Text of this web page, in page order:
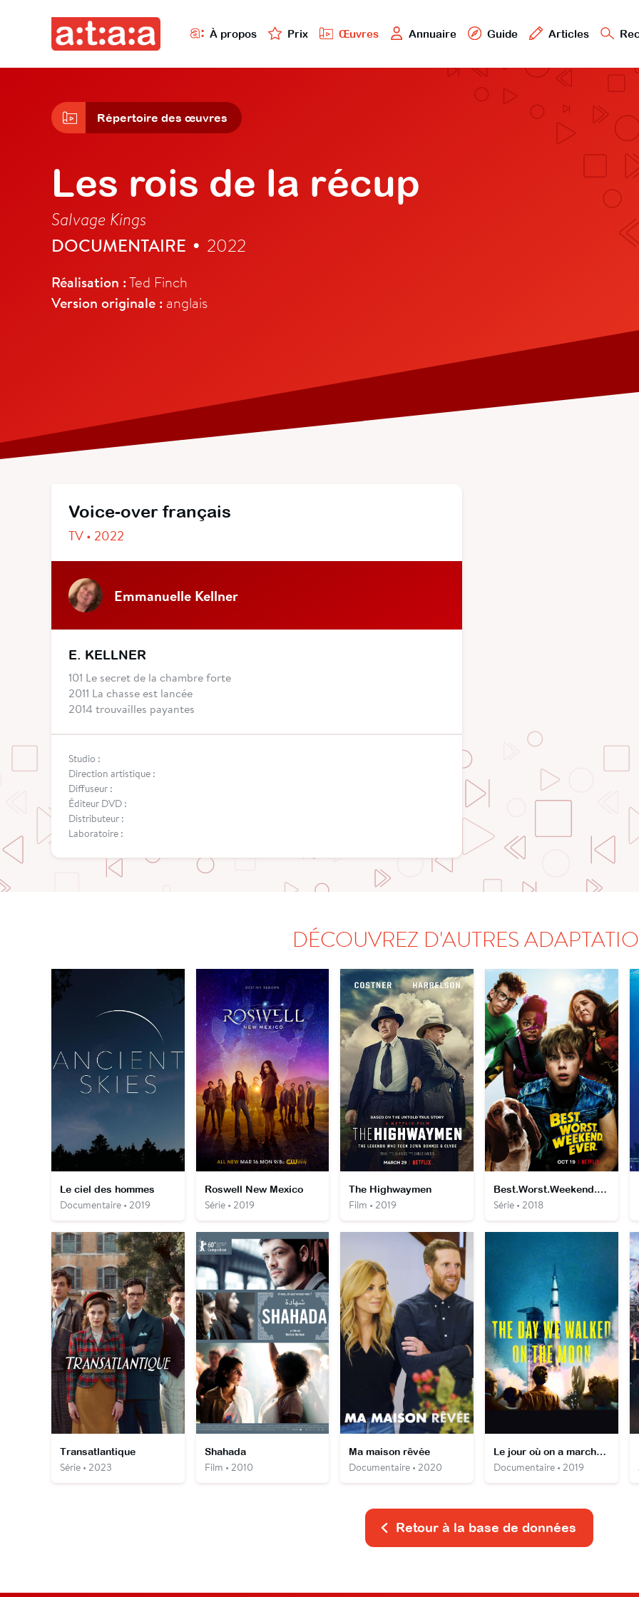
À propos Prix Œuvres Annuaire Guide Articles
Répertoire des œuvres
Les rois de la récup
Salvage Kings
DOCUMENTAIRE • 2022
Réalisation :Ted Finch
Version originale : anglais
Voice-over français
TV • 2022
Emmanuelle Kellner
E. KELLNER
101 Le secret de la chambre forte
2011 La chasse est lancée
2014 trouvailles payantes
Studio :
Direction artistique :
Diffuseur :
Éditeur DVD :
Distributeur :
Laboratoire :
DÉCOUVREZ D'AUTRES
Le ciel des hommes
Documentaire • 2019
Roswell New Mexico
Série • 2019
The Highwaymen
Film • 2019
Best.Worst.Weekend.Ever.
Série • 2018
Transatlantique
Série • 2023
Shahada
Film • 2010
Ma maison rêvée
Documentaire • 2020
Le jour où on a marché sur la Lune
Documentaire • 2019
Retour à la base de données